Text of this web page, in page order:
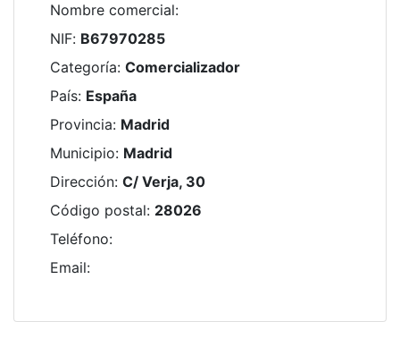
Nombre comercial:
NIF: B67970285
Categoría: Comercializador
País: España
Provincia: Madrid
Municipio: Madrid
Dirección: C/ Verja, 30
Código postal: 28026
Teléfono:
Email: